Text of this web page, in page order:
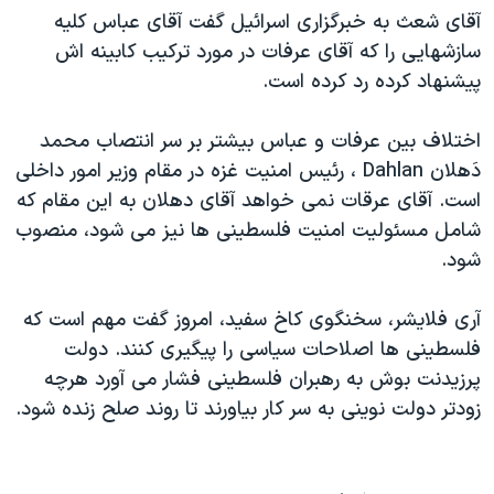
فرهنگ و زندگی
حقوق شهروندی
علم و فناوری
اسرائیل در جنگ
گالری عکس
آرشیو پخش زنده
مستندها
انتخابات ریاست جمهوری آمریکا ۲۰۲۴
رمز مهسا
ورزش زنان در ایران
اعتراضات زن، زندگی، آزادی
مجموعه مستندهای دادخواهی
دادگاه حمید نوری
چهل سال گروگان‌گیری
قانون شفافیت دارائی کادر رهبری ایران
دنبال کنید
زبانهای مختلف
آقای شعث به خبرگزاری اسرائيل گفت آقای عباس کليه
سازشهايی را که آقای عرفات در مورد ترکيب کابينه اش
پيشنهاد کرده رد کرده است.
اختلاف بين عرفات و عباس بيشتر بر سر انتصاب محمد
دَهلان Dahlan ، رئيس امنيت غزه در مقام وزير امور داخلی
است. آقای عرقات نمی خواهد آقای دهلان به اين مقام که
شامل مسئوليت امنيت فلسطينی ها نيز می شود، منصوب
شود.
آری فلايشر، سخنگوی کاخ سفيد، امروز گفت مهم است که
فلسطينی ها اصلاحات سياسی را پيگيری کنند. دولت
پرزيدنت بوش به رهبران فلسطينی فشار می آورد هرچه
زودتر دولت نوينی به سر کار بياورند تا روند صلح زنده شود.